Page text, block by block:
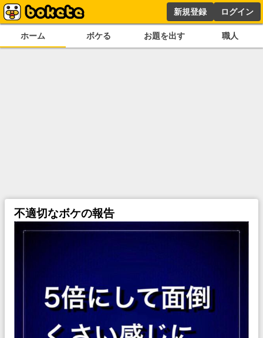
新規登録 ログイン
ホーム ボケる お題を出す 職人
不適切なボケの報告